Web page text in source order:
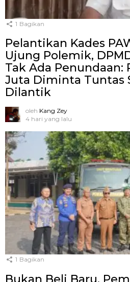
1 Bagikan
Pelantikan Kades
Ujung Polemik,
Tak Ada Penundaan:
Juta Diminta Tuntas
Dilantik
oleh Kang Zey
4 hari yang lalu
1 Bagikan
Bukan Beli Baru,